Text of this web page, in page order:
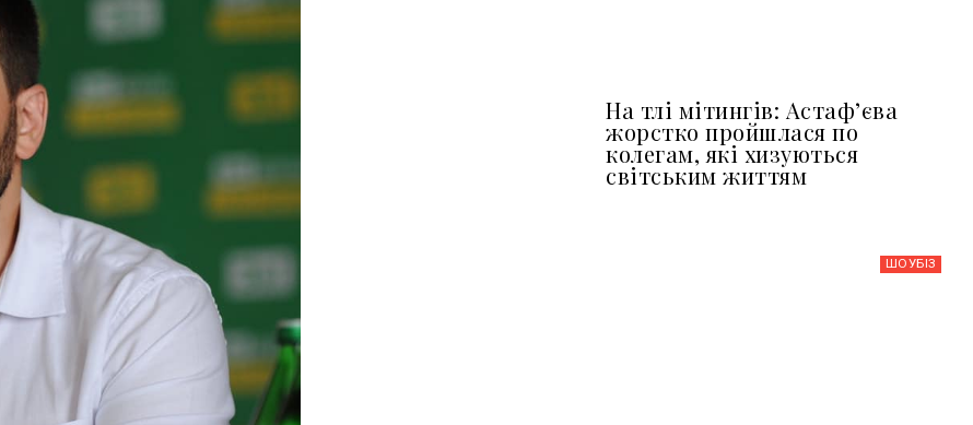
На тлі мітингів: Астафʼєва
жорстко пройшлася по
колегам, які хизуються
світським життям
ШОУБIЗ